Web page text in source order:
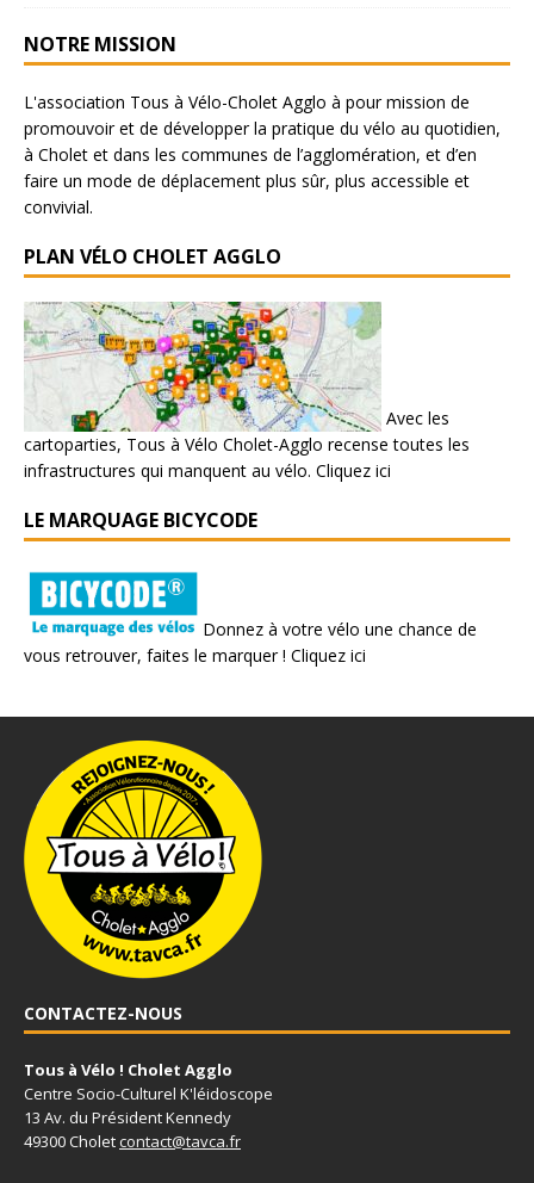
NOTRE MISSION
L'association Tous à Vélo-Cholet Agglo à pour mission de
promouvoir et de développer la pratique du vélo au quotidien,
à Cholet et dans les communes de l’agglomération, et d’en
faire un mode de déplacement plus sûr, plus accessible et
convivial.
PLAN VÉLO CHOLET AGGLO
Avec les
cartoparties, Tous à Vélo Cholet-Agglo recense toutes les
infrastructures qui manquent au vélo. Cliquez ici
LE MARQUAGE BICYCODE
Donnez à votre vélo une chance de
vous retrouver, faites le marquer ! Cliquez ici
CONTACTEZ-NOUS
Tous à Vélo ! Cholet Agglo
Centre Socio-Culturel K'léidoscope
13 Av. du Président Kennedy
49300 Choletcontact@tavca.fr